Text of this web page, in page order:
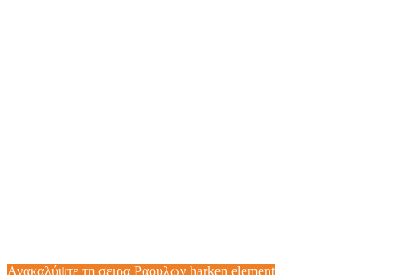
Ανακαλύψτε τη σειρα Ραουλων harken element